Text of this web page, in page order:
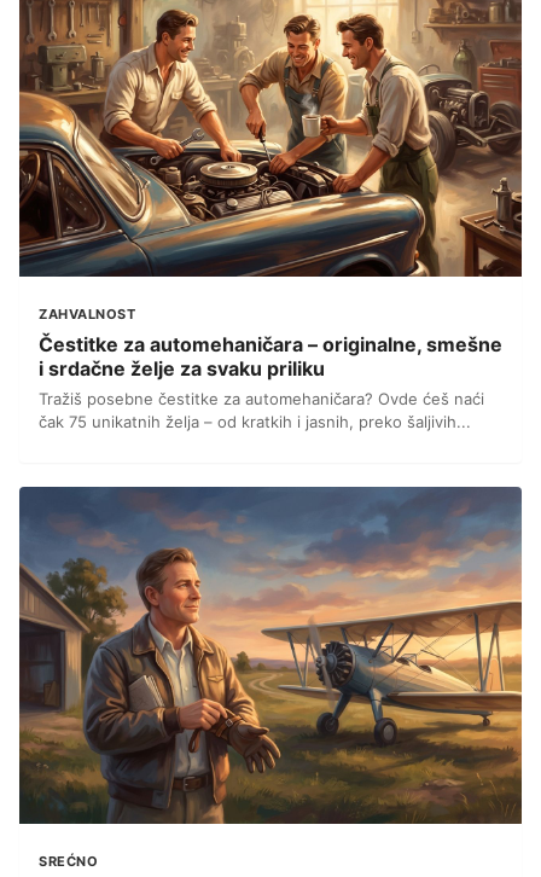
ZAHVALNOST
Čestitke za automehaničara – originalne, smešne
i srdačne želje za svaku priliku
Tražiš posebne čestitke za automehaničara? Ovde ćeš naći
čak 75 unikatnih želja – od kratkih i jasnih, preko šaljivih...
SREĆNO